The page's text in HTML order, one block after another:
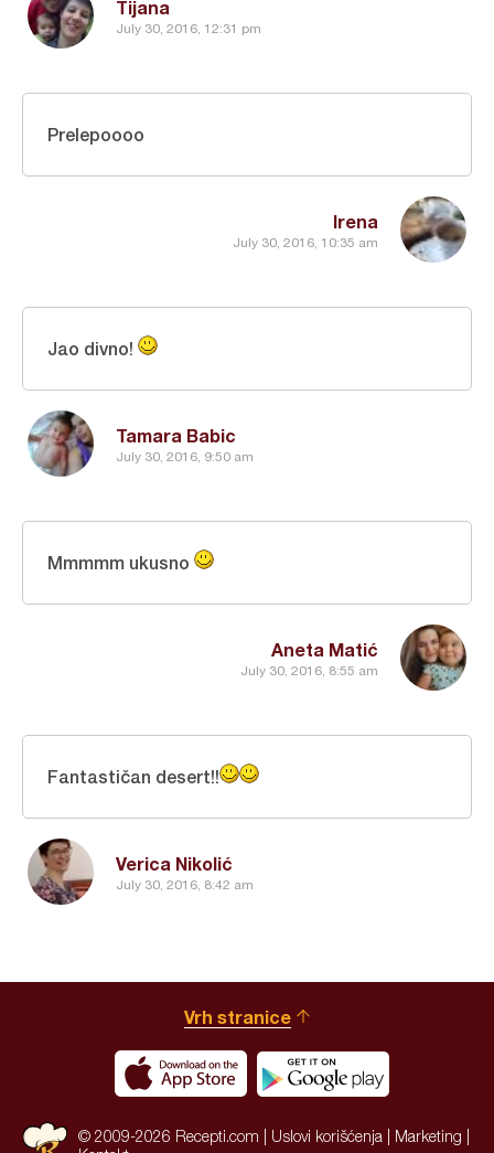
Tijana
July 30, 2016, 12:31 pm
Irena
July 30, 2016, 10:35 am
Prelepoooo
Tamara Babic
July 30, 2016, 9:50 am
Jao divno!
Aneta Matić
July 30, 2016, 8:55 am
Mmmmm ukusno
Verica Nikolić
July 30, 2016, 8:42 am
Fantastičan desert!!
Vrh stranice
© 2009-2026 Recepti.com | Uslovi korišćenja Marketing